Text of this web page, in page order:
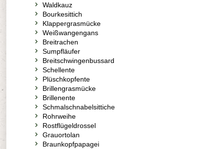
Waldkauz
Bourkesittich
Klappergrasmücke
Weißwangengans
Breitrachen
Sumpfläufer
Breitschwingenbussard
Schellente
Plüschkopfente
Brillengrasmücke
Brillenente
Schmalschnabelsittiche
Rohrweihe
Rostflügeldrossel
Grauortolan
Braunkopfpapagei